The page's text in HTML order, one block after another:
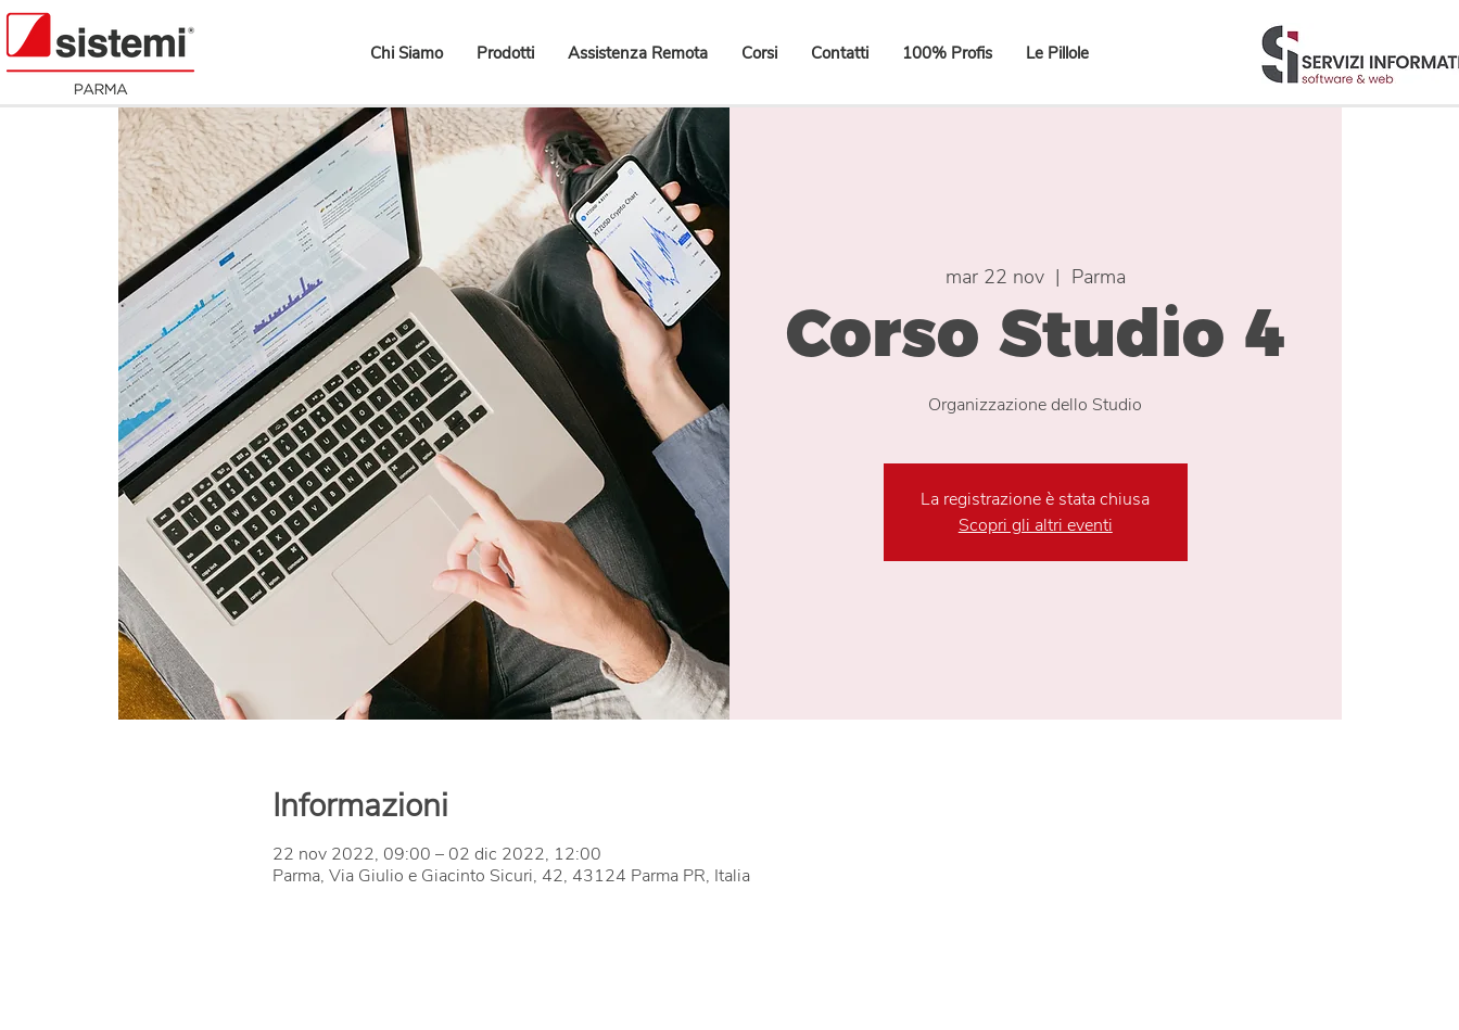
Chi Siamo Prodotti Assistenza Remota Corsi Contatti 100% Profis Le Pillole
mar 22 nov
  |
Parma
Corso Studio 4
Organizzazione dello Studio
La registrazione è stata chiusa
Scopri gli altri eventi
Informazioni
22 nov 2022, 09:00 – 02 dic 2022, 12:00
Parma, Via Giulio e Giacinto Sicuri, 42, 43124 Parma PR, Italia